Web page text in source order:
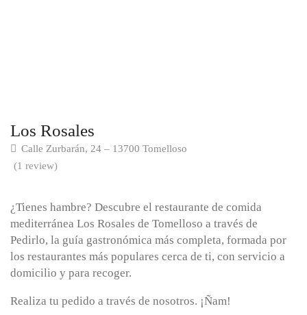
Los Rosales
Calle Zurbarán, 24 – 13700 Tomelloso
(1 review)
¿Tienes hambre? Descubre el restaurante de comida
mediterránea Los Rosales de Tomelloso a través de
Pedirlo, la guía gastronómica más completa, formada por
los restaurantes más populares cerca de ti, con servicio a
domicilio y para recoger.
Realiza tu pedido a través de nosotros. ¡Ñam!